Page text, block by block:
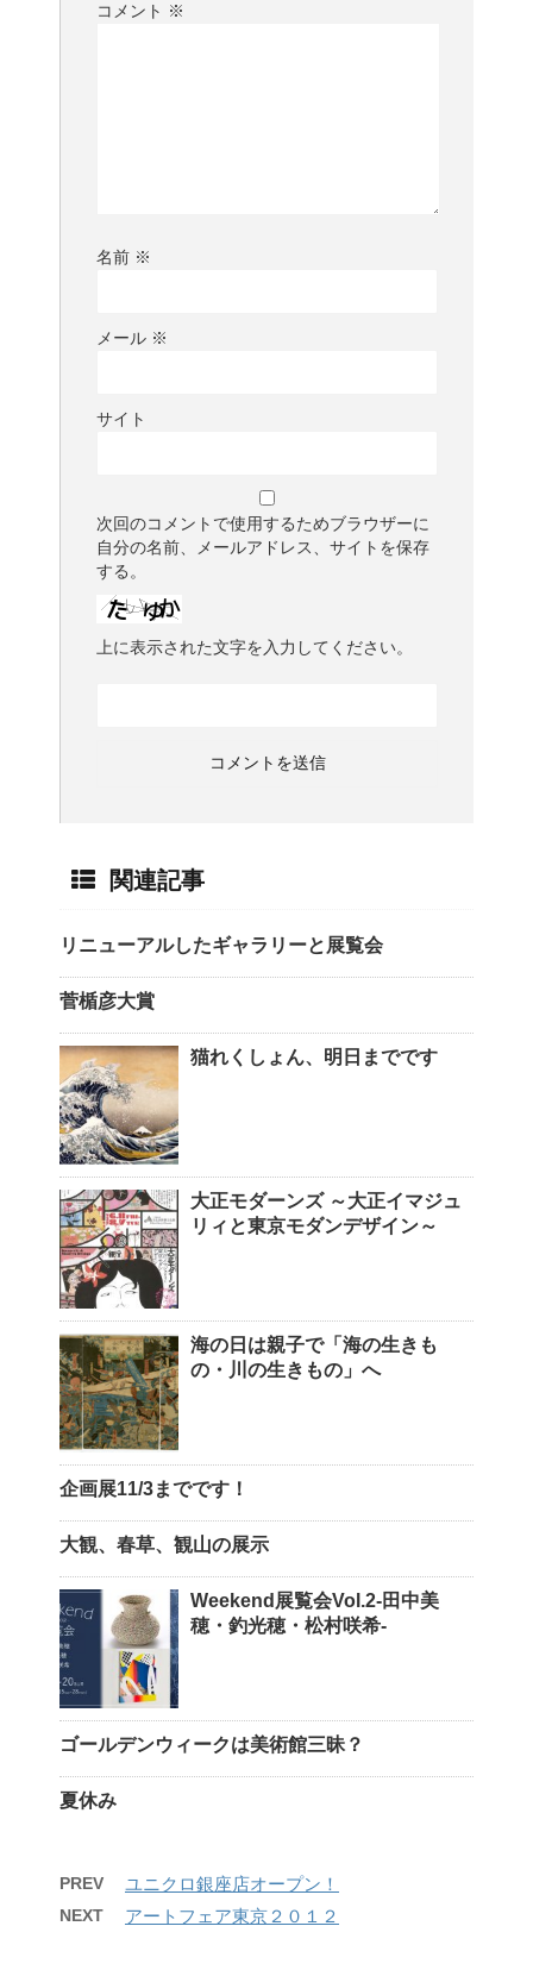
コメント ※
名前 ※
メール ※
サイト
次回のコメントで使用するためブラウザーに
自分の名前、メールアドレス、サイトを保存
する。
上に表示された文字を入力してください。
関連記事
リニューアルしたギャラリーと展覧会
菅楯彦大賞
猫れくしょん、明日までです
大正モダーンズ ～大正イマジュ
リィと東京モダンデザイン～
海の日は親子で「海の生きも
の・川の生きもの」へ
企画展11/3までです！
大観、春草、観山の展示
Weekend展覧会Vol.2-田中美
穂・釣光穂・松村咲希-
ゴールデンウィークは美術館三昧？
夏休み
PREV ユニクロ銀座店オープン！
NEXT アートフェア東京２０１２